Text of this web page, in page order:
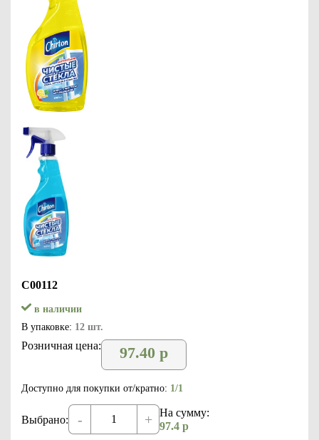
С00112
в наличии
В упаковке: 12 шт.
Розничная цена: 97.40 р
Доступно для покупки от/кратно: 1/1
Выбрано: - +
На сумму:
97.4 р